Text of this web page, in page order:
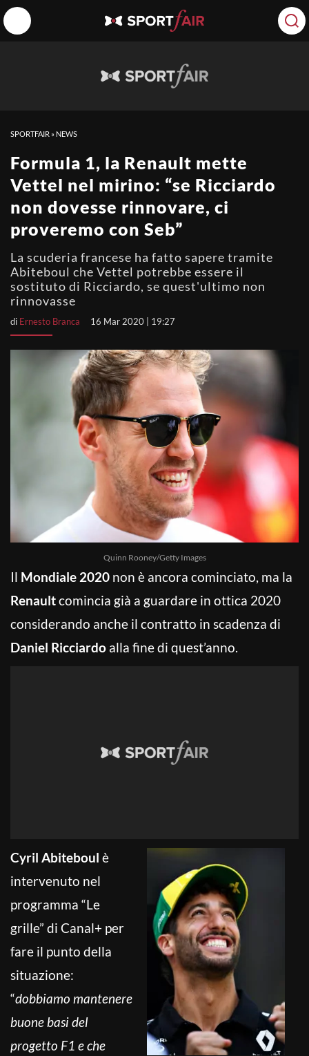
SPORTFAIR » NEWS
Formula 1, la Renault mette
Vettel nel mirino: “se Ricciardo
non dovesse rinnovare, ci
proveremo con Seb”
La scuderia francese ha fatto sapere tramite
Abiteboul che Vettel potrebbe essere il
sostituto di Ricciardo, se quest'ultimo non
rinnovasse
di Ernesto Branca 16 Mar 2020 | 19:27
Quinn Rooney/Getty Images
Il Mondiale 2020 non è ancora cominciato, ma la
Renaultcomincia già a guardare in ottica 2020
considerando anche il contratto in scadenza di
Daniel Ricciardo alla fine di quest’anno.
Cyril Abiteboul è
intervenuto nel
programma “Le
grille” di Canal+ per
fare il punto della
situazione:
“dobbiamo mantenere
buone basi del
progetto F1 e che